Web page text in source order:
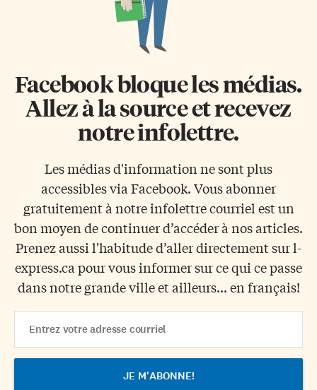
Facebook bloque les médias.
Allez à la source et recevez
notre infolettre.
Les médias d'information ne sont plus
accessibles via Facebook. Vous abonner
gratuitement à notre infolettre courriel est un
bon moyen de continuer d’accéder à nos articles.
Prenez aussi l'habitude d’aller directement sur l-
express.ca pour vous informer sur ce qui ce passe
dans notre grande ville et ailleurs... en français!
Address